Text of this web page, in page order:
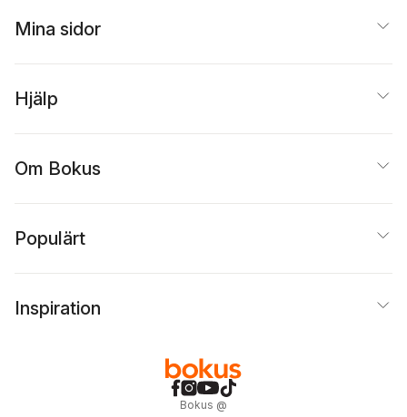
Mina sidor
Hjälp
Om Bokus
Populärt
Inspiration
Bokus @